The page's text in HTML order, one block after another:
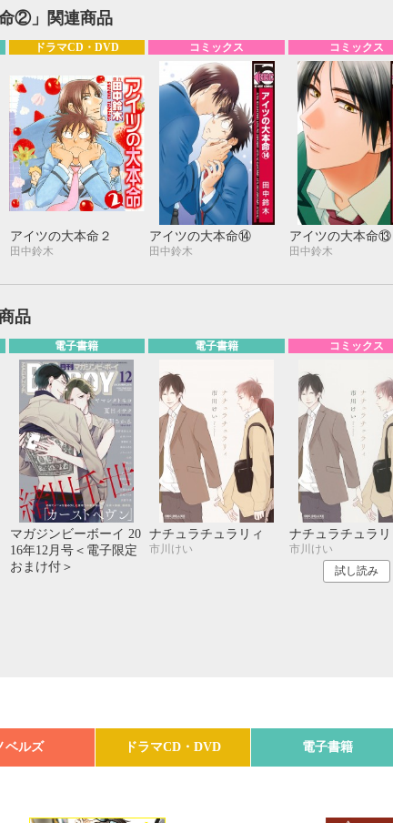
命②」関連商品
ドラマCD・DVD
アイツの大本命２
田中鈴木
コミックス
アイツの大本命⑭
田中鈴木
コミックス
アイツの大本命⑬
田中鈴木
品
電子書籍
マガジンビーボーイ 20
16年12月号＜電子限定
おまけ付＞
電子書籍
ナチュラチュラリィ
市川けい
コミックス
ナチュラチュラリ
市川けい
試し読み
FRI SAT
4
5
11
12
19
25
26
10月
SUN MON TUE WED THU SAT
1 2
4
5 6 7 8 9
10
12 13 14 15 16
17
19 20 22 23
24
ベルズ ドラマCD・DVD 電子書籍